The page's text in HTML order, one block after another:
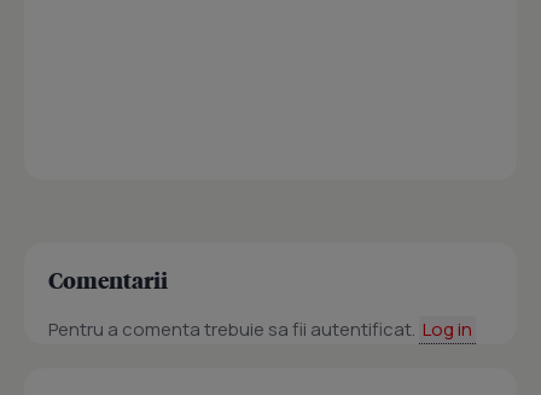
Comentarii
Pentru a comenta trebuie sa fii autentificat. Log in